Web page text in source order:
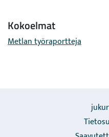
Kokoelmat
Metlan työraportteja